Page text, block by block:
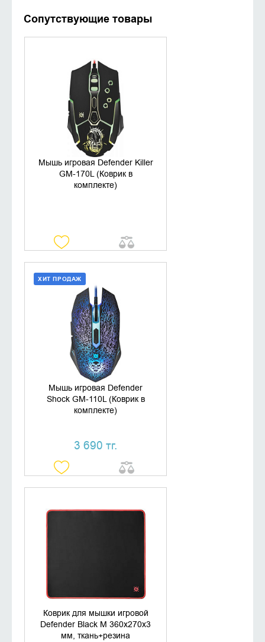
Сопутствующие товары
Мышь игровая Defender Killer
GM-170L (Коврик в
комплекте)
УТОЧНИТЬ НАЛИЧИЕ
Мышь игровая Defender
Shock GM-110L (Коврик в
комплекте)
3 690 тг.
ХИТ ПРОДАЖ
ДОБАВИТЬ В КОРЗИНУ
КУПИТЬ В 1 КЛИК
Коврик для мышки игровой
Defender Black M 360x270x3
мм, ткань+резина